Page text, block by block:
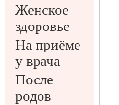
Женское
здоровье
На приёме
у врача
После
родов